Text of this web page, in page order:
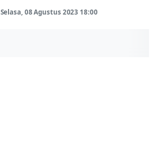
Selasa, 08 Agustus 2023 18:00